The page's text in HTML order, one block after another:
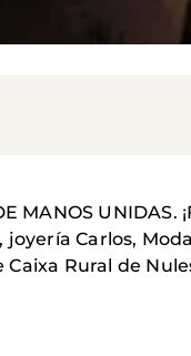
MANOS UNIDAS.
Carlos,
Caixa Rural de